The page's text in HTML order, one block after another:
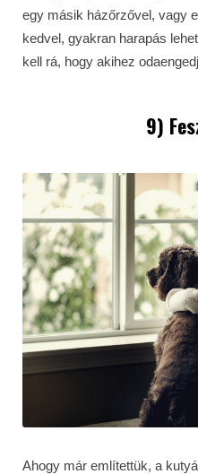
egy másik házőrzővel, vagy
kedvel, gyakran harapás
kell rá, hogy akihez
9)
Ahogy már említettük, a